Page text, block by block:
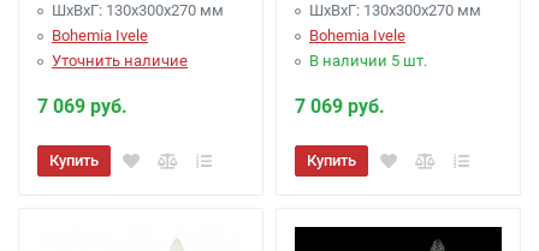
ШхВхГ: 130х300x270 мм
Bohemia Ivele
Уточнить наличие
7 069 руб.
Купить
ШхВхГ: 130х300x270 мм
Bohemia Ivele
В наличии 5 шт.
7 069 руб.
Купить